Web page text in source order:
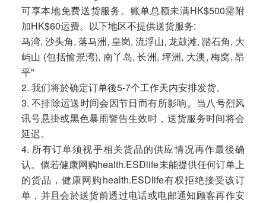
可享本地免费送货服务。账单总额未满HK$500需附
加HK$60运费。以下地区不提供送货服务:
马湾, 沙头角, 落马洲, 皇岗, 流浮山, 龙鼓滩, 踏石角, 大
屿山 (包括愉景湾), 南丫岛, 长洲, 坪洲, 大澳, 梅窝, 昂
平"
2. 我们将於确定订单後5-7个工作天内安排发货。
3. 不排除运送时间会因节日而有所影响。当八号烈风
讯号悬掛或黑色暴雨警告生效时，送货服务时间将会
延迟。
4. 所有订单须视乎相关货品的供应情况再作最後确
认。倘若健康网购health.ESDlife未能提供任何订单上
的货品，健康网购health.ESDlife有权拒绝接受该订
单，并且会於送货前透过电话或电邮通知顾客再作安